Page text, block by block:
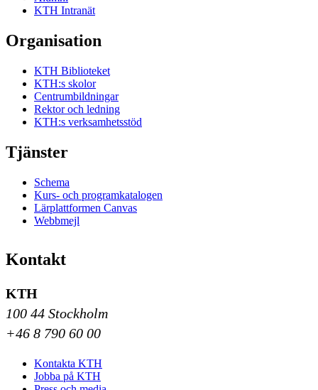
KTH Intranät
Organisation
KTH Biblioteket
KTH:s skolor
Centrumbildningar
Rektor och ledning
KTH:s verksamhetsstöd
Tjänster
Schema
Kurs- och programkatalogen
Lärplattformen Canvas
Webbmejl
Kontakt
KTH
100 44 Stockholm
+46 8 790 60 00
Kontakta KTH
Jobba på KTH